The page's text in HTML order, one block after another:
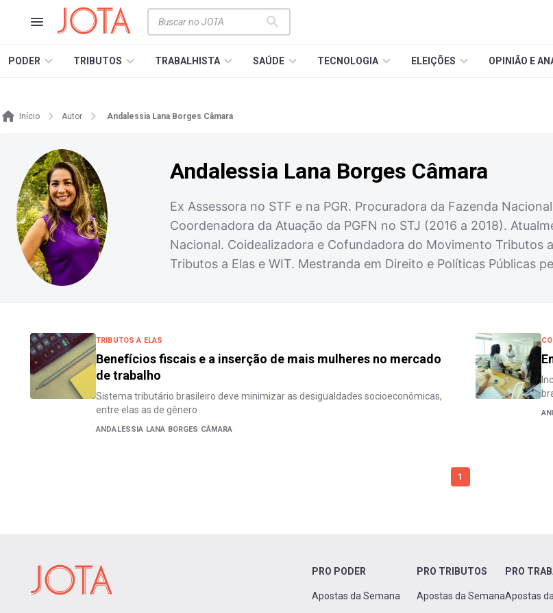
PODER TRIBUTOS TRABALHISTA SAÚDE TECNOLOGIA ELEIÇÕES OPINIÃO E
Início Autor Andalessia Lana Borges Câmara
Andalessia Lana Borges Câmara
Ex Assessora no STF e na PGR. Procuradora da Fazenda
Coordenadora da Atuação da PGFN no STJ (2016 a 2018).
Nacional. Coidealizadora e Cofundadora do Movimento Tributos
Tributos a Elas e WIT. Mestranda em Direito e Políticas Públicas
TRIBUTOS A ELAS
Benefícios fiscais e a inserção de mais mulheres no mercado
de trabalho
Sistema tributário brasileiro deve minimizar as desigualdades socioeconômicas,
entre elas as de gênero
ANDALESSIA LANA BORGES CÂMARA
1
PRO PODER
Apostas da Semana
PRO TRIBUTOS
Apostas da Semana
PRO
Apostas